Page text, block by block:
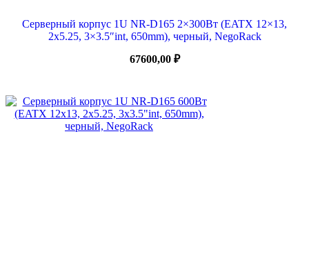
Серверный корпус 1U NR-D165 2×300Вт (EATX 12×13,
2х5.25, 3×3.5″int, 650mm), черный, NegoRack
67600,00 ₽